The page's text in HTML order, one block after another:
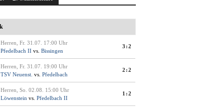
Herren, Fr. 31.07. 17:00 Uhr
Pfedelbach II vs. Bissingen
3:2
Herren, Fr. 31.07. 19:00 Uhr
TSV Neuenst. vs. Pfedelbach
2:2
Herren, So. 02.08. 15:00 Uhr
Löwenstein vs. Pfedelbach II
1:2